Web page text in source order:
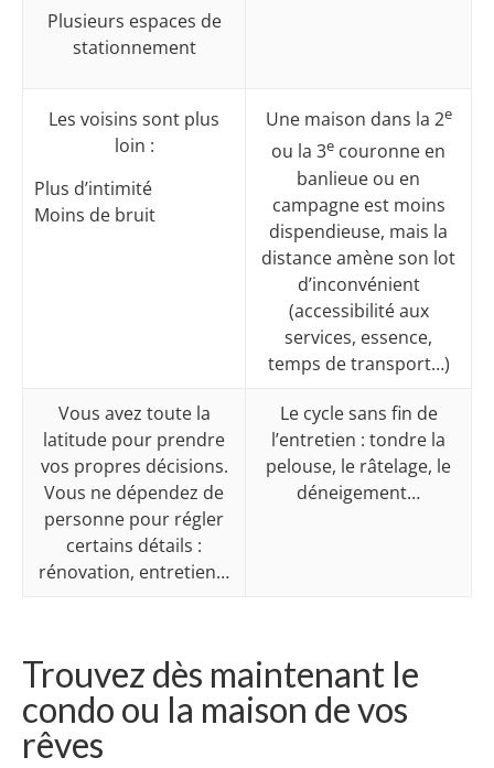
Plusieurs espaces de
stationnement
Les voisins sont plus
loin :
Plus d’intimité
Moins de bruit
Une maison dans la 2e
ou la 3e couronne en
banlieue ou en
campagne est moins
dispendieuse, mais la
distance amène son lot
d’inconvénient
(accessibilité aux
services, essence,
temps de transport…)
Vous avez toute la
latitude pour prendre
vos propres décisions.
Vous ne dépendez de
personne pour régler
certains détails :
rénovation, entretien…
Le cycle sans fin de
l’entretien : tondre la
pelouse, le râtelage, le
déneigement…
Trouvez dès maintenant le
condo ou la maison de vos
rêves